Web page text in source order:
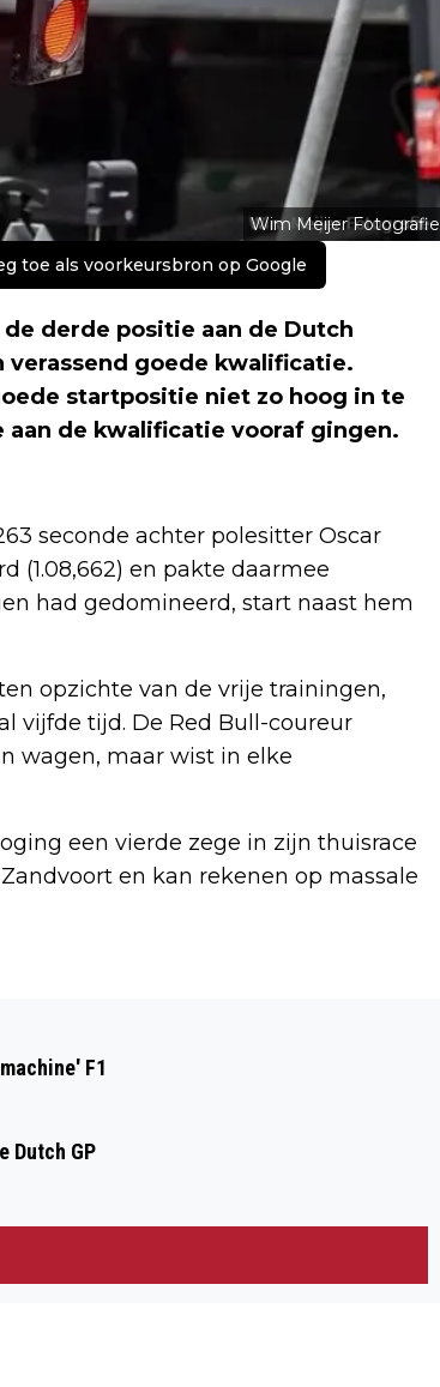
Wim Meijer Fotografie
toe als voorkeursbron op Google
de derde positie aan de Dutch
goede kwalificatie.
startpositie niet zo hoog in te
de kwalificatie vooraf gingen.
seconde achter polesitter Oscar
(1.08,662) en pakte daarmee
had gedomineerd, start naast hem
opzichte van de vrije trainingen,
vijfde tijd. De Red Bull-coureur
wagen, maar wist in elke
een vierde zege in zijn thuisrace
en kan rekenen op massale
DURING FORMULA 1
F1
Dutch GP